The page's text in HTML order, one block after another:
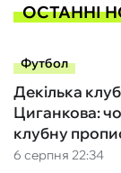
ОСТАННІ
Футбол
6 серпня 22:34
Декілька
Циганкова:
клубну